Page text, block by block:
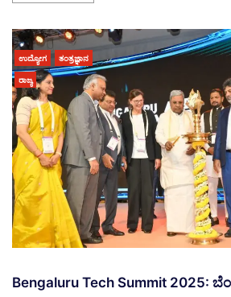
ಉದ್ಯೋಗ ತಂತ್ರಜ್ಞಾನ
ರಾಜ್ಯ
Bengaluru Tech Summit 2025: